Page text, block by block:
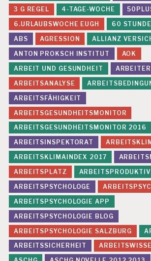
T
P
R
Ä
V
E
N
T
I
O
N
R
E
E
V
A
L
U
I
E
R
U
N
G
3 G REGEL
4-TAGE-WOCHE
6.URLAUBSWOCHE EUGH
60
ABS
AGRESSION
ALLIANZ
ANTON PROKSCH INSTITUT
AOK
ARBEIT UND GESUNDHEIT
ARBEITSANALYSE
ARBEITSFÄHIGKEIT
ARBEITSGESUNDHEITSMONITOR
ARBEITSGESUNDHEITSMONITOR 2016
ARBEITSINSPEKTORAT
ARBEITSKLIMAINDEX 2017
ARBEITSPLATZ
ARBEITSPSYCHOLOGE
ARBEITSPSYCHOLOGIE APP
ARBEITSPSYCHOLOGIE BLOG
ARBEITSPSYCHOLOGIE SALZBURG
ARBEITSSICHERHEIT